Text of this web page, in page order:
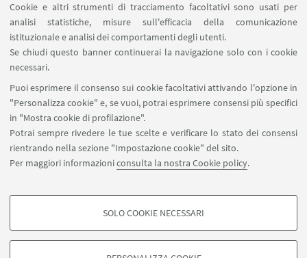
Cookie e altri strumenti di tracciamento facoltativi sono usati per
analisi statistiche, misure sull'efficacia della comunicazione
istituzionale e analisi dei comportamenti degli utenti.
Se chiudi questo banner continuerai la navigazione solo con i cookie
necessari.
Puoi esprimere il consenso sui cookie facoltativi attivando l'opzione in
"Personalizza cookie" e, se vuoi, potrai esprimere consensi più specifici
in "Mostra cookie di profilazione".
Potrai sempre rivedere le tue scelte e verificare lo stato dei consensi
rientrando nella sezione "Impostazione cookie" del sito.
Per maggiori informazioniconsulta la nostra Cookie policy.
COOKIE DI PROFILAZIONE - FACOLTATIVI
SOLO COOKIE NECESSARI
Via Massarenti 9, Bologna
051 2098541
SBA - Sistema Bibliotecario di Ateneo